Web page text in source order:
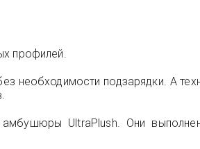
профилей.
необходимости подзарядки. А
UltraPlush. Они